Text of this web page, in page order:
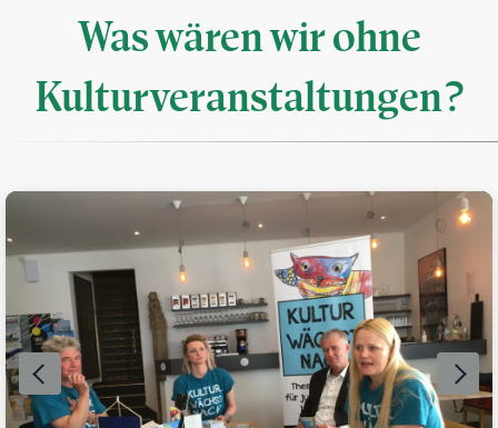
Was wären wir ohne
Kulturveranstaltungen?